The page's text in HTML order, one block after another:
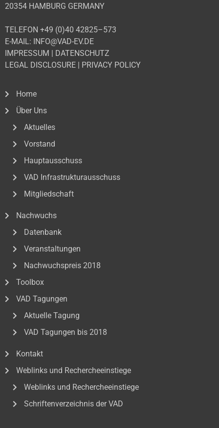
20354 HAMBURG GERMANY
TELEFON +49 (0)40 42825–573
E-MAIL: INFO@VAD-EV.DE
IMPRESSUM
DATENSCHUTZ
LEGAL DISCLOSURE
PRIVACY POLICY
Home
Über Uns
Aktuelles
Vorstand
Hauptausschuss
VAD Infrastrukturausschuss
Mitgliedschaft
Nachwuchs
Datenbank
Veranstaltungen
Nachwuchspreis 2018
Toolbox
VAD Tagungen
Aktuelle Tagung
VAD Tagungen bis 2018
Kontakt
Weblinks und Rechercheeinstiege
Weblinks und Rechercheeinstiege
Schriftenverzeichnis der VAD